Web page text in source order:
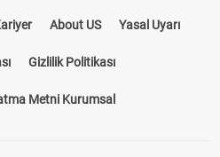
About US Yasal Uyarı
Gizlilik Politikası
Metni Kurumsal